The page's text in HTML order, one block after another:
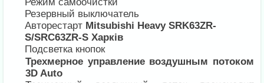
Резервный выключатель
Авторестарт Mitsubishi Heavy SRK63ZR-
S/SRC63ZR-S Харків
Подсветка кнопок
Трехмерное управление воздушным потоком
3D Auto